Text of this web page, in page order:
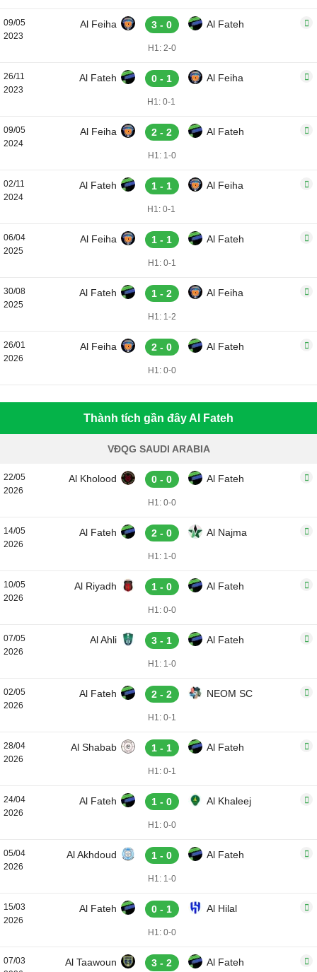
09/05
2023
Al Feiha 3 - 0 Al Fateh
H1: 2-0
26/11
2023
Al Fateh 0 - 1 Al Feiha
H1: 0-1
09/05
2024
Al Feiha 2 - 2 Al Fateh
H1: 1-0
02/11
2024
Al Fateh 1 - 1 Al Feiha
H1: 0-1
06/04
2025
Al Feiha 1 - 1 Al Fateh
H1: 0-1
30/08
2025
Al Fateh 1 - 2 Al Feiha
H1: 1-2
26/01
2026
Al Feiha 2 - 0 Al Fateh
H1: 0-0
Thành tích gần đây Al Fateh
VĐQG SAUDI ARABIA
22/05
2026
Al Kholood 0 - 0 Al Fateh
H1: 0-0
14/05
2026
Al Fateh 2 - 0 Al Najma
H1: 1-0
10/05
2026
Al Riyadh 1 - 0 Al Fateh
H1: 0-0
07/05
2026
Al Ahli 3 - 1 Al Fateh
H1: 1-0
02/05
2026
Al Fateh 2 - 2 NEOM SC
H1: 0-1
28/04
2026
Al Shabab 1 - 1 Al Fateh
H1: 0-1
24/04
2026
Al Fateh 1 - 0 Al Khaleej
H1: 0-0
05/04
2026
Al Akhdoud 1 - 0 Al Fateh
H1: 1-0
15/03
2026
Al Fateh 0 - 1 Al Hilal
H1: 0-0
07/03
Al Taawoun 3 - 2 Al Fateh